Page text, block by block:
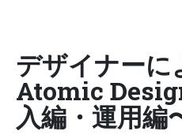
デザイナーに
Atomic
入編・運用編